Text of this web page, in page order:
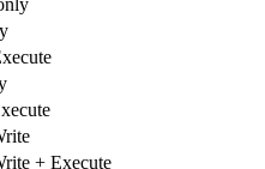
+ Execute